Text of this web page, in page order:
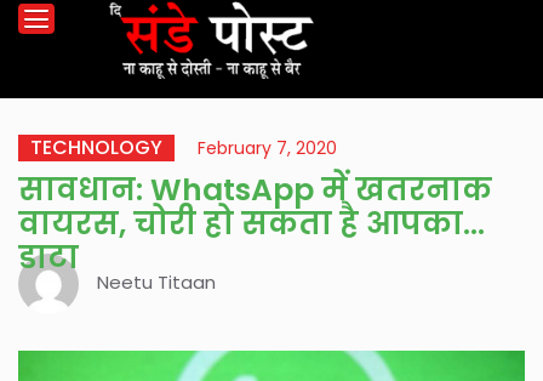
TECHNOLOGY February 7, 2020
सावधान: WhatsApp में खतरनाक
वायरस, चोरी हो सकता है आपका
डाटा
Neetu Titaan